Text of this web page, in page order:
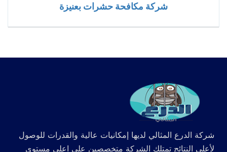
شركة مكافحة حشرات بعنيزة
شركة الدرع المثالي لديها إمكانيات عالية والقدرات للوصول
لأعلي النتائج تمتلك الشركة متخصصين علي اعلي مستوي